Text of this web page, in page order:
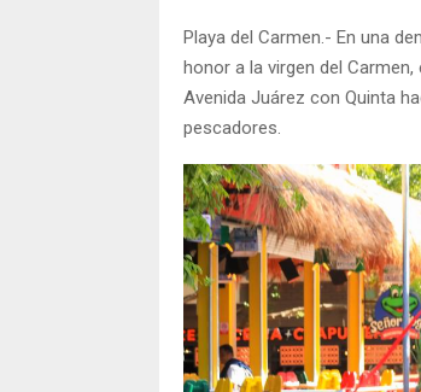
Playa del Carmen.- En una
honor a la virgen del
Avenida Juárez con Quinta
pescadores.